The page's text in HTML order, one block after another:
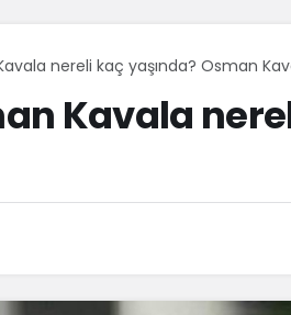
nereli kaç yaşında? Osman
Kavala